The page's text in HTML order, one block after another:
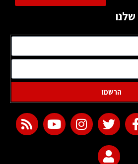
הרשמו